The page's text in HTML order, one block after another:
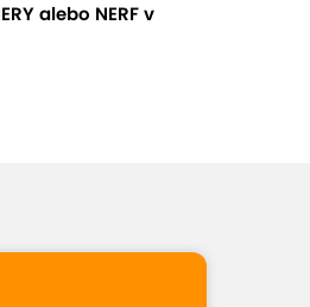
alebo NERF v